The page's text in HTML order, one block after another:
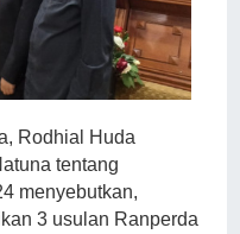
Rodhial Huda
tentang
menyebutkan,
3 usulan Ranperda